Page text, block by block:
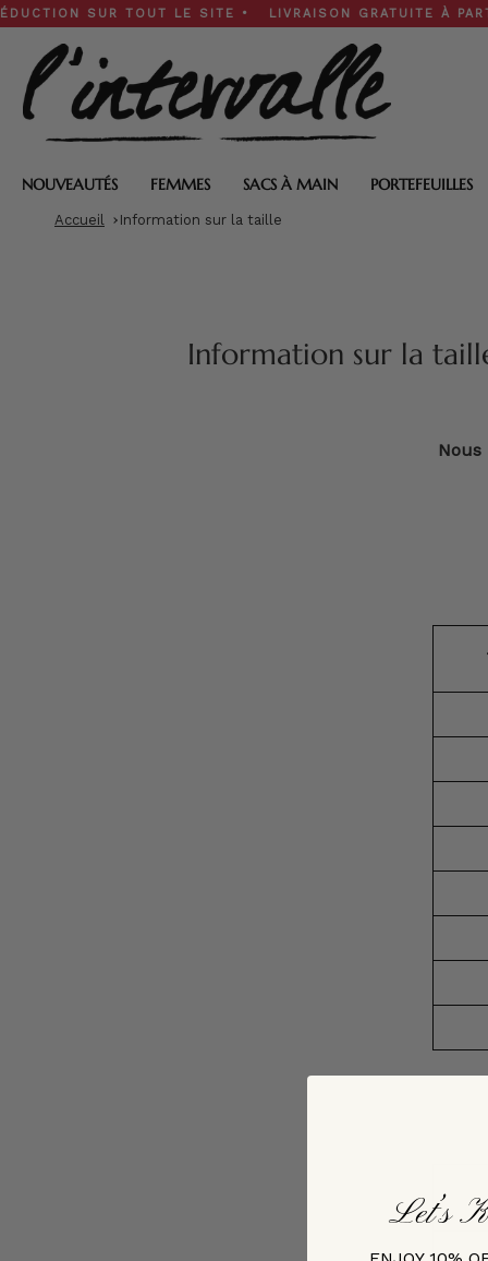
Skip
to
content
SUR TOUT LE SITE • LIVRAISON GRATUITE À
NOUVEAUTÉS FEMMES SACS À MAIN PORTEFEUILLES
Accueil Information sur la taille
Information sur la
Let’s